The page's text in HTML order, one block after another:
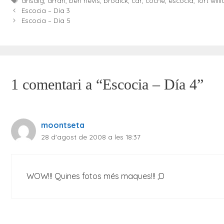
Escocia – Día 3
Escocia – Día 5
1 comentari a “Escocia – Día 4”
moontseta
28 d'agost de 2008 a les 18:37
WOW!!! Quines fotos més maques!!! ;D